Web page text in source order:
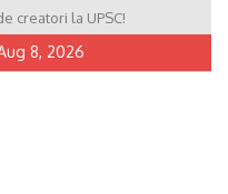
creatori la UPSC!
8, 2026